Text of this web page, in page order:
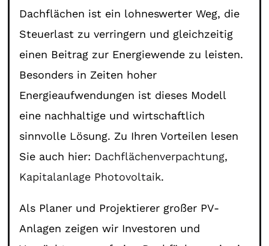
Dachflächen ist ein lohneswerter Weg, die
Steuerlast zu verringern und gleichzeitig
einen Beitrag zur Energiewende zu leisten.
Besonders in Zeiten hoher
Energieaufwendungen ist dieses Modell
eine nachhaltige und wirtschaftlich
sinnvolle Lösung. Zu Ihren Vorteilen lesen
Sie auch hier: Dachflächenverpachtung,
Kapitalanlage Photovoltaik.
Als Planer und Projektierer großer PV-
Anlagen zeigen wir Investoren und